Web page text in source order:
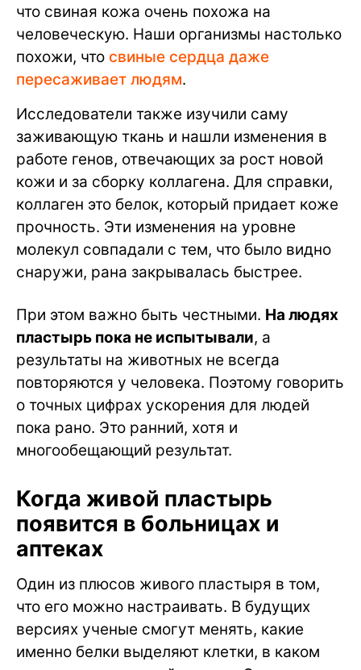
что свиная кожа очень похожа на
человеческую. Наши организмы настолько
похожи, что свиные сердца даже
пересаживает людям.
Исследователи также изучили саму
заживающую ткань и нашли изменения в
работе генов, отвечающих за рост новой
кожи и за сборку коллагена. Для справки,
коллаген это белок, который придает коже
прочность. Эти изменения на уровне
молекул совпадали с тем, что было видно
снаружи, рана закрывалась быстрее.
При этом важно быть честными. На людях
пластырь пока не испытывали, а
результаты на животных не всегда
повторяются у человека. Поэтому говорить
о точных цифрах ускорения для людей
пока рано. Это ранний, хотя и
многообещающий результат.
Когда живой пластырь
появится в больницах и
аптеках
Один из плюсов живого пластыря в том,
что его можно настраивать. В будущих
версиях ученые смогут менять, какие
именно белки выделяют клетки, в каком